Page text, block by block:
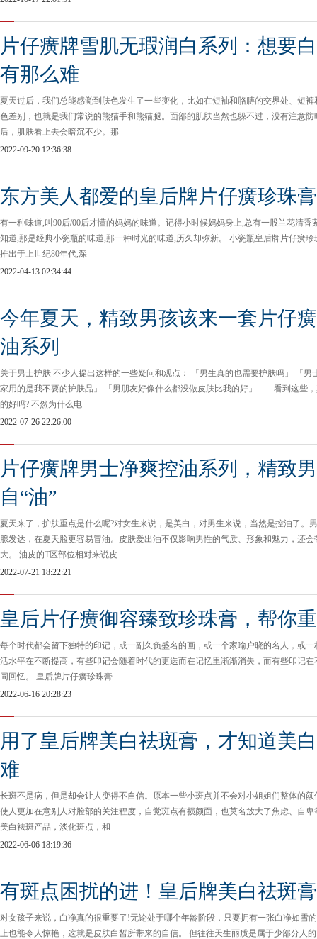
片仔癀牌雪肌无瑕润白系列：想要
有那么难
夏天过后，我们总能感觉到肤色发生了一些变化，比如在短袖和胳膊的交界处、短
色差别，也就是我们常说的熊猫手和熊猫腿。面部的肌肤当然也躲不过，没有注意
后，肌肤看上去会暗沉不少。那
2022-09-20 12:36:38
东方美人都爱的皇后牌片仔癀珍珠
有一种味道,叫90后/00后才懂的妈妈的味道。记得小时候妈妈身上,总有一股兰花清
知道,那是经典小瓷瓶的味道,那一种时光的味道,历久却弥新。 小瓷瓶皇后牌片仔癀
推出于上世纪80年代,深
2022-04-13 02:34:44
今年夏天，精致男孩该来一套片仔
油系列
关于男士护肤 不少人提出这样的一些疑问和观点： 「男生真的也需要护肤吗」 「
家用的是我不要的护肤品」 「男朋友好像什么都没做皮肤比我的好」 ...... 看到这些
的好吗? 不然为什么电
2022-07-26 22:26:00
片仔癀牌男士净爽控油系列，精致
自“油”
夏天来了，护肤重点是什么呢?对女生来说，是美白，对男生来说，当然是控油了。
腺发达，在夏天脸更容易冒油。皮肤爱出油不仅影响男性的气质、形象和魅力，还
大。 油皮的T区部位相对来说皮
2022-07-21 18:22:21
皇后片仔癀御容臻致珍珠膏，帮你
每个时代都会留下独特的印记，或一副久负盛名的画，或一个家喻户晓的名人，或
活水平在不断提高，有些印记会随着时代的更迭而在记忆里渐渐消失，而有些印记
同回忆。 皇后牌片仔癀珍珠膏
2022-06-16 20:28:23
用了皇后牌美白祛斑膏，才知道美
难
长斑不是病，但是却会让人变得不自信。原本一些小斑点并不会对小姐姐们整体的
使人更加在意别人对脸部的关注程度，自觉斑点有损颜面，也莫名放大了焦虑、自
美白祛斑产品，淡化斑点，和
2022-06-06 18:19:36
有斑点困扰的进！皇后牌美白祛斑
对女孩子来说，白净真的很重要了!无论处于哪个年龄阶段，只要拥有一张白净如雪
上也能令人惊艳，这就是皮肤白皙所带来的自信。 但往往天生丽质是属于少部分人